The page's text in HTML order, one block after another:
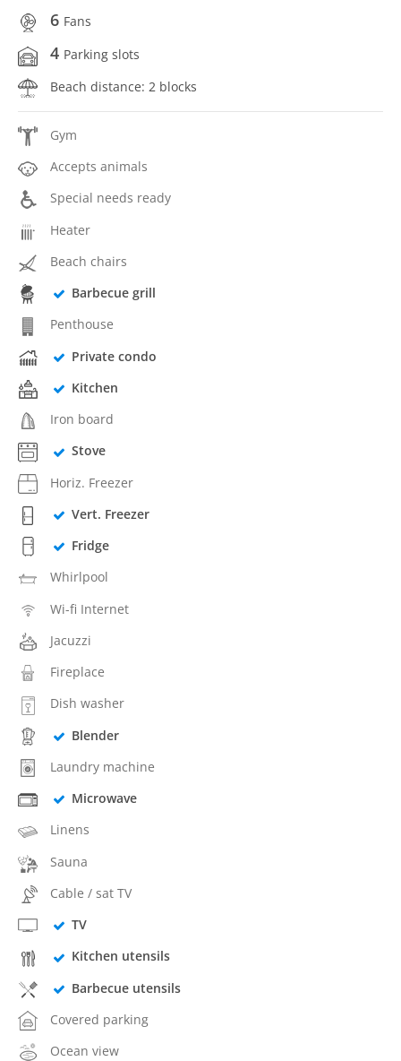
6 Fans
4 Parking slots
Beach distance: 2 blocks
Gym
Accepts animals
Special needs ready
Heater
Beach chairs
Barbecue grill
Penthouse
Private condo
Kitchen
Iron board
Stove
Horiz. Freezer
Vert. Freezer
Fridge
Whirlpool
Wi-fi Internet
Jacuzzi
Fireplace
Dish washer
Blender
Laundry machine
Microwave
Linens
Sauna
Cable / sat TV
TV
Kitchen utensils
Barbecue utensils
Covered parking
Ocean view